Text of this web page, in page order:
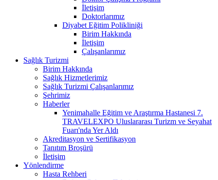
İletişim
Doktorlarımız
Diyabet Eğitim Polikliniği
Birim Hakkında
İletişim
Çalışanlarımız
Sağlık Turizmi
Birim Hakkında
Sağlık Hizmetlerimiz
Sağlık Turizmi Çalışanlarımız
Şehrimiz
Haberler
Yenimahalle Eğitim ve Araştırma Hastanesi 7.
TRAVELEXPO Uluslararası Turizm ve Seyahat
Fuarı'nda Yer Aldı
Akreditasyon ve Sertifikasyon
Tanıtım Broşürü
İletişim
Yönlendirme
Hasta Rehberi